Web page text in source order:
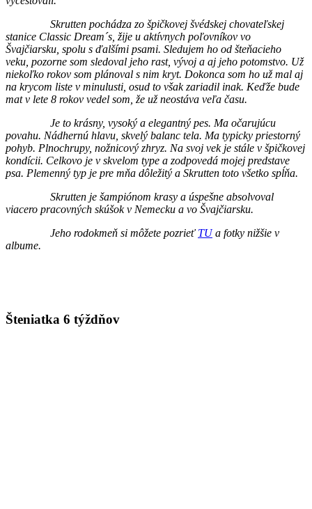
Skrutten pochádza zo špičkovej švédskej chovateľskej
stanice Classic Dream´s, žije u aktívnych poľovníkov vo
Švajčiarsku, spolu s ďalšími psami. Sledujem ho od šteňacieho
veku, pozorne som sledoval jeho rast, vývoj a aj jeho potomstvo. Už
niekoľko rokov som plánoval s nim kryt. Dokonca som ho už mal aj
na krycom liste v minulusti, osud to však zariadil inak. Keďže bude
mat v lete 8 rokov vedel som, že už neostáva veľa času.
Je to krásny, vysoký a elegantný pes. Ma očarujúcu
povahu. Nádhernú hlavu, skvelý balanc tela. Ma typicky priestorný
pohyb. Plnochrupy, nožnicový zhryz. Na svoj vek je stále v špičkovej
kondícii. Celkovo je v skvelom type a zodpovedá mojej predstave
psa. Plemenný typ je pre mňa dôležitý a Skrutten toto všetko spĺňa.
Skrutten je šampiónom krasy a úspešne absolvoval
viacero pracovných skúšok v Nemecku a vo Švajčiarsku.
Jeho rodokmeň si môžete pozrieť TUa fotky nižšie v
albume.
Šteniatka 6 týždňov